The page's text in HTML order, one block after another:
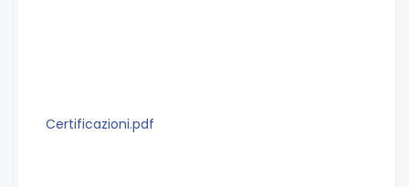
Certificazioni.pdf